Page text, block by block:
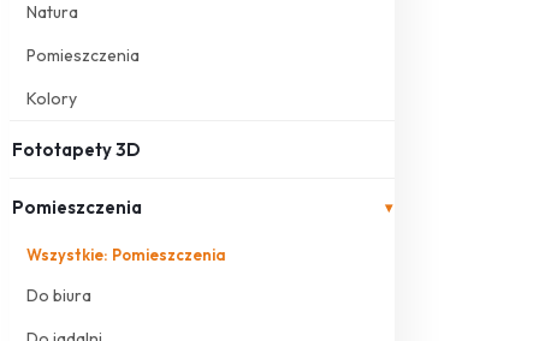
Natura
Pomieszczenia
Kolory
Fototapety 3D
Pomieszczenia ▾
Wszystkie: Pomieszczenia
Do biura